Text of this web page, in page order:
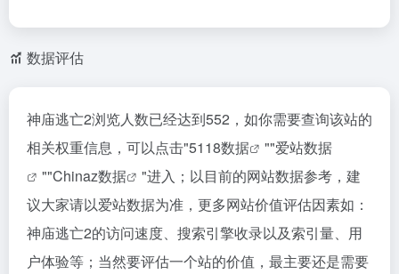
数据评估
神庙逃亡2浏览人数已经达到552，如你需要查询该站的
相关权重信息，可以点击"5118数据 ""爱站数据
""Chinaz数据
"进入；以目前的网站数据参考，建
议大家请以爱站数据为准，更多网站价值评估因素如：
神庙逃亡2的访问速度、搜索引擎收录以及索引量、用
户体验等；当然要评估一个站的价值，最主要还是需要